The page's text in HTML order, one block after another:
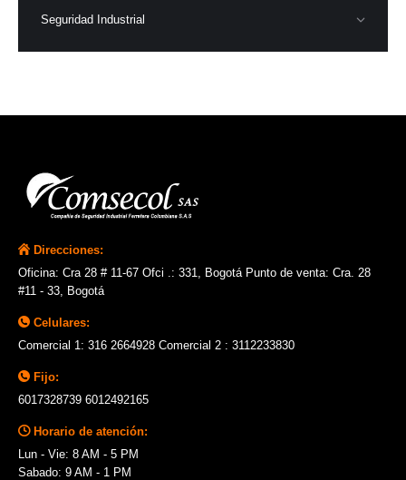
Seguridad Industrial
Direcciones:
Oficina: Cra 28 # 11-67 Ofci .: 331, Bogotá Punto de venta: Cra. 28
#11 - 33, Bogotá
Celulares:
Comercial 1: 316 2664928 Comercial 2 : 3112233830
Fijo:
6017328739 6012492165
Horario de atención:
Lun - Vie: 8 AM - 5 PM
Sabado: 9 AM - 1 PM